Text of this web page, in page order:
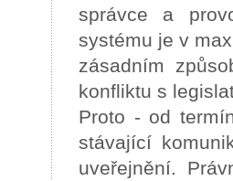
správce a
systému je v
zásadním
konfliktu s
Proto - od
stávající
uveřejnění.